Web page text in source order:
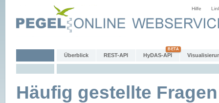
Hilfe
Überblick REST-API HyDAS-API
Häufig gestellte